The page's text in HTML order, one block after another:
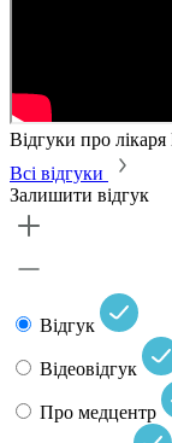
Відгуки про лікаря
Всі відгуки
Залишити відгук
Відгук
Відеовідгук
Про медцентр